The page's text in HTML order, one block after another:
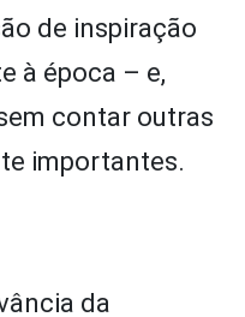
de inspiração
à época – e,
contar outras
importantes.
da